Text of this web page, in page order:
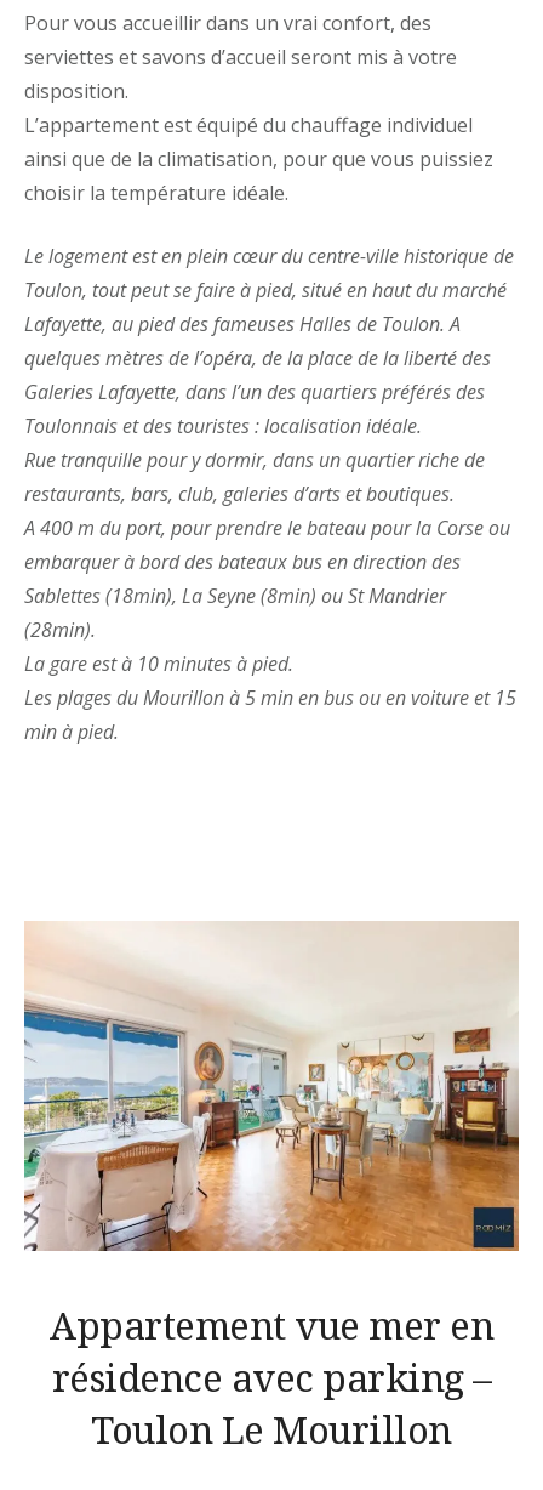
Pour vous accueillir dans un vrai confort, des
serviettes et savons d’accueil seront mis à votre
disposition.
L’appartement est équipé du chauffage individuel
ainsi que de la climatisation, pour que vous puissiez
choisir la température idéale.
Le logement est en plein cœur du centre-ville historique de
Toulon, tout peut se faire à pied, situé en haut du marché
Lafayette, au pied des fameuses Halles de Toulon. A
quelques mètres de l’opéra, de la place de la liberté des
Galeries Lafayette, dans l’un des quartiers préférés des
Toulonnais et des touristes : localisation idéale.
Rue tranquille pour y dormir, dans un quartier riche de
restaurants, bars, club, galeries d’arts et boutiques.
A 400 m du port, pour prendre le bateau pour la Corse ou
embarquer à bord des bateaux bus en direction des
Sablettes (18min), La Seyne (8min) ou St Mandrier
(28min).
La gare est à 10 minutes à pied.
Les plages du Mourillon à 5 min en bus ou en voiture et 15
min à pied.
Appartement vue mer en
résidence avec parking –
Toulon Le Mourillon